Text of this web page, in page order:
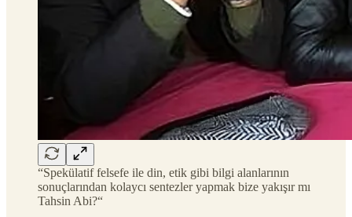
“Spekülatif felsefe ile din, etik gibi bilgi alanlarının
sonuçlarından kolaycı sentezler yapmak bize yakışır mı
Tahsin Abi?“